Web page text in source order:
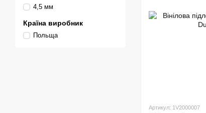
Артикул: 1V2000007
4,5 мм
Країна виробник
Польща